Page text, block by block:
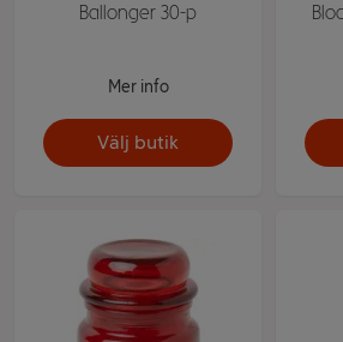
Ballonger 30-p
Mer info
Välj butik